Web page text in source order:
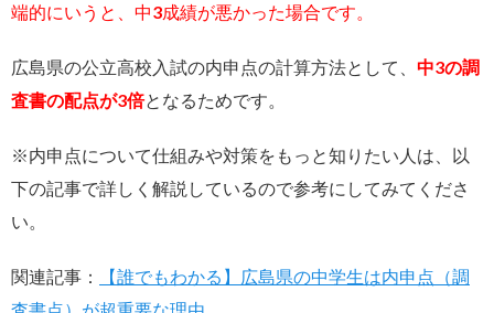
端的にいうと、中3成績が悪かった場合です。
広島県の公立高校入試の内申点の計算方法として、 中3の調
査書の配点が3倍となるためです。
※内申点について仕組みや対策をもっと知りたい人は、以
下の記事で詳しく解説しているので参考にしてみてくださ
い。
関連記事：
【誰でもわかる】広島県の中学生は内申点（調